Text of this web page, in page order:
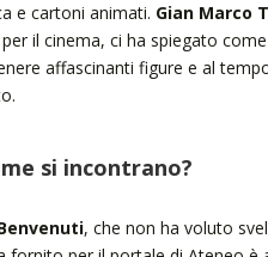
e cartoni animati. Gian Marco
il cinema, ci ha spiegato
affascinanti figure e al
si incontrano?
, che non ha voluto